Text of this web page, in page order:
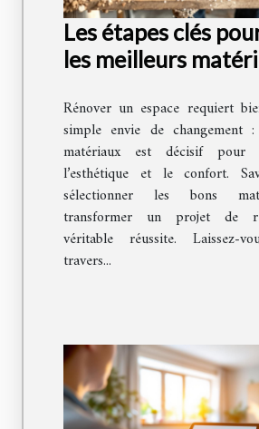
Les étapes clés
les meilleurs
Rénover un espace requiert
simple envie de changement
matériaux est décisif pour
l’esthétique et le confort.
sélectionner les bons
transformer un projet de
véritable réussite. Laissez-
travers...